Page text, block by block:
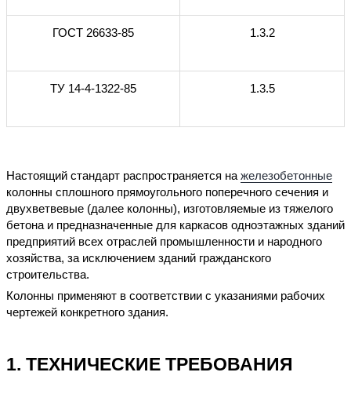
ГОСТ 26633-85 1.3.2
ТУ 14-4-1322-85 1.3.5
Настоящий стандарт распространяется на железобетонные
колонны сплошного прямоугольного поперечного сечения и
двухветвевые (далее колонны), изготовляемые из тяжелого
бетона и предназначенные для каркасов одноэтажных зданий
предприятий всех отраслей промышленности и народного
хозяйства, за исключением зданий гражданского
строительства.
Колонны применяют в соответствии с указаниями рабочих
чертежей конкретного здания.
1. ТЕХНИЧЕСКИЕ ТРЕБОВАНИЯ